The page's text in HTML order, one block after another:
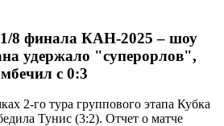
8 финала КАН-2025 – шоу
удержало "суперорлов",
с 0:3
2-го тура группового этапа Кубка
Тунис (3:2). Отчет о матче